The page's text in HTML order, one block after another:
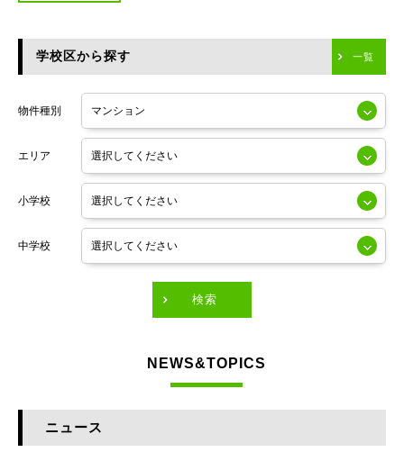
川崎市中原区
川崎市高津区
東京メトロ日比谷線
小田急線
東京メトロ半蔵門線
東京メトロ副都心線
東京メトロ有楽町線
JR総武本線
学校区から探す 一覧
物件種別
エリア
小学校
中学校
検索
NEWS&TOPICS
ニュース